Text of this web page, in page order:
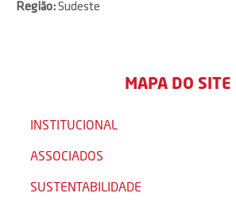
Região:Sudeste
MAPA DO SITE
INSTITUCIONAL
ASSOCIADOS
SUSTENTABILIDADE